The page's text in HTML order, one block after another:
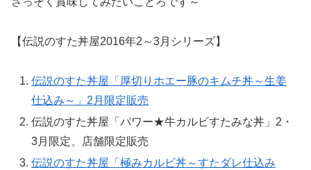
【伝説のすた丼屋2016年2～3月シリーズ】
伝説のすた丼屋「厚切りホエー豚のキムチ丼～生姜
仕込み～」2月限定販売
伝説のすた丼屋「パワー★牛カルビすたみな丼」2・
3月限定、店舗限定販売
伝説のすた丼屋「極みカルビ丼～すたダレ仕込み